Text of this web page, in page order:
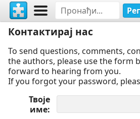
Контактирај нас
To send questions, comments,
the authors, please use the form
forward to hearing from you.
If you forgot your password,
Твоје
име